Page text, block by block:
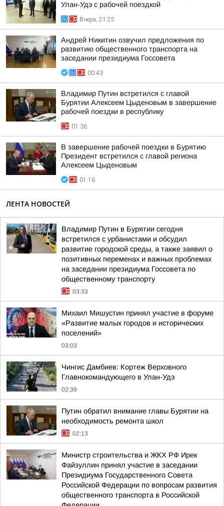
Улан-Удэ с рабочей поездкой
Вчера, 21:25
Андрей Никитин озвучил предложения по
развитию общественного транспорта на
заседании президиума Госсовета
00:43
Владимир Путин встретился с главой
Бурятии Алексеем Цыденовым в завершение
рабочей поездки в республику
01:36
В завершение рабочей поездки в Бурятию
Президент встретился с главой региона
Алексеем Цыденовым
01:16
ЛЕНТА НОВОСТЕЙ
Владимир Путин в Бурятии сегодня
встретился с урбанистами и обсудил
развитие городской среды, а также заявил о
позитивных переменах и важных проблемах
на заседании президиума Госсовета по
общественному транспорту
03:33
Михаил Мишустин принял участие в форуме
«Развитие малых городов и исторических
поселений»
03:03
Чингис Дамбиев: Кортеж Верховного
Главнокомандующего в Улан-Удэ
02:39
Путин обратил внимание главы Бурятии на
необходимость ремонта школ
02:13
Министр строительства и ЖКХ РФ Ирек
Файзуллин принял участие в заседании
Президиума Государственного Совета
Российской Федерации по вопросам развития
общественного транспорта в Российской